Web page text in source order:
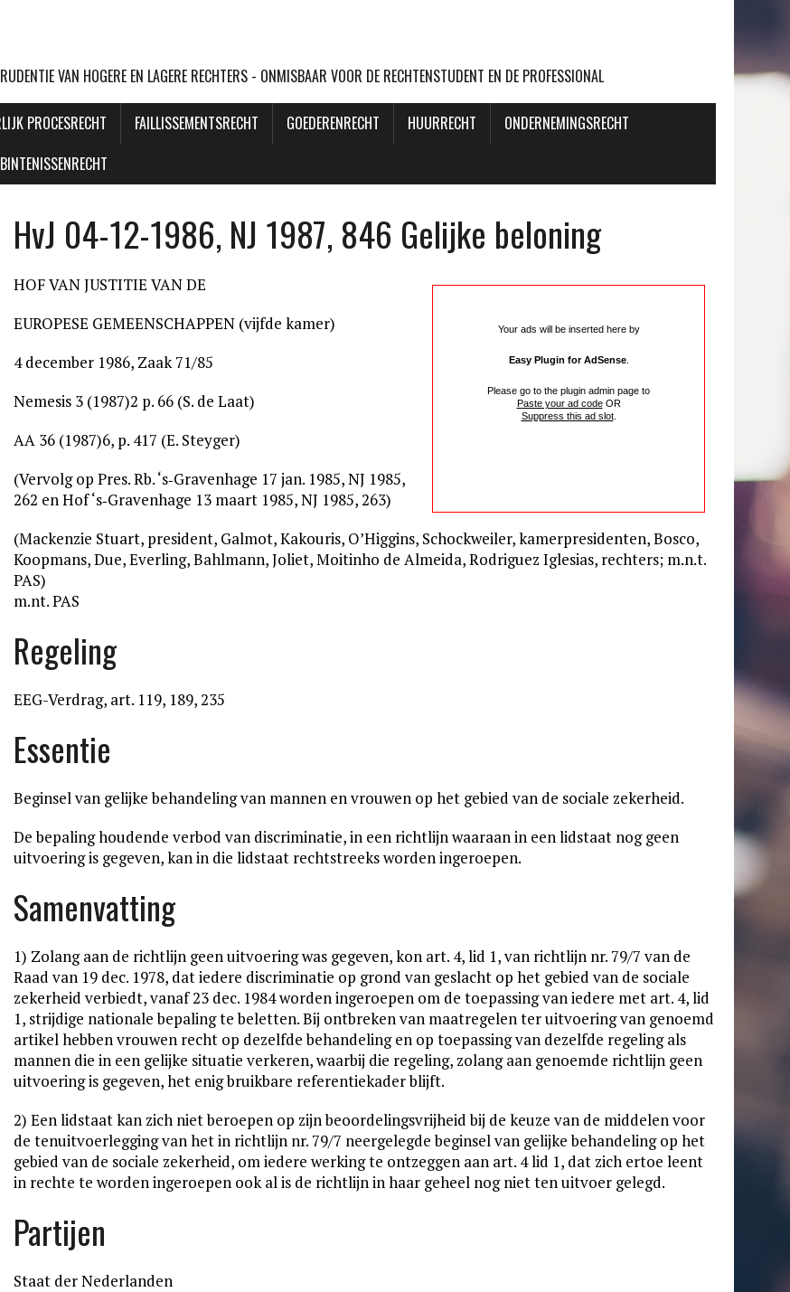
VAN HOGERE EN LAGERE RECHTERS - ONMISBAAR VOOR DE RECHTENSTUDENT EN DE PROFESSIONAL
PROCESRECHT FAILLISSEMENTSRECHT GOEDERENRECHT HUURRECHT
ONDERNEMINGSRECHT
HvJ 04-12-1986, NJ 1987, 846 Gelijke beloning
Your ads will be inserted here by
Easy Plugin for AdSense.
Please go to the plugin admin page to
Paste your ad codeOR
Suppress this ad slot.
HOF VAN JUSTITIE VAN DE
EUROPESE GEMEENSCHAPPEN (vijfde kamer)
4 december 1986, Zaak 71/85
Nemesis 3 (1987)2 p. 66 (S. de Laat)
AA 36 (1987)6, p. 417 (E. Steyger)
(Vervolg op Pres. Rb. ‘s‑Gravenhage 17 jan. 1985, NJ 1985,
262 en Hof ‘s‑Gravenhage 13 maart 1985, NJ 1985, 263)
(Mackenzie Stuart, president, Galmot, Kakouris, O’Higgins, Schockweiler, kamerpresidenten, Bosco,
Koopmans, Due, Everling, Bahlmann, Joliet, Moitinho de Almeida, Rodriguez Iglesias, rechters; m.n.t.
PAS)
m.nt. PAS
Regeling
EEG-Verdrag, art. 119, 189, 235
Essentie
Beginsel van gelijke behandeling van mannen en vrouwen op het gebied van de sociale zekerheid.
De bepaling houdende verbod van discriminatie, in een richtlijn waaraan in een lidstaat nog geen
uitvoering is gegeven, kan in die lidstaat rechtstreeks worden ingeroepen.
Samenvatting
1) Zolang aan de richtlijn geen uitvoering was gegeven, kon art. 4, lid 1, van richtlijn nr. 79/7 van de
Raad van 19 dec. 1978, dat iedere discriminatie op grond van geslacht op het gebied van de sociale
zekerheid verbiedt, vanaf 23 dec. 1984 worden ingeroepen om de toepassing van iedere met art. 4, lid
1, strijdige nationale bepaling te beletten. Bij ontbreken van maatregelen ter uitvoering van genoemd
artikel hebben vrouwen recht op dezelfde behandeling en op toepassing van dezelfde regeling als
mannen die in een gelijke situatie verkeren, waarbij die regeling, zolang aan genoemde richtlijn geen
uitvoering is gegeven, het enig bruikbare referentiekader blijft.
2) Een lidstaat kan zich niet beroepen op zijn beoordelingsvrijheid bij de keuze van de middelen voor
de tenuitvoerlegging van het in richtlijn nr. 79/7 neergelegde beginsel van gelijke behandeling op het
gebied van de sociale zekerheid, om iedere werking te ontzeggen aan art. 4 lid 1, dat zich ertoe leent
in rechte te worden ingeroepen ook al is de richtlijn in haar geheel nog niet ten uitvoer gelegd.
Partijen
Staat der Nederlanden